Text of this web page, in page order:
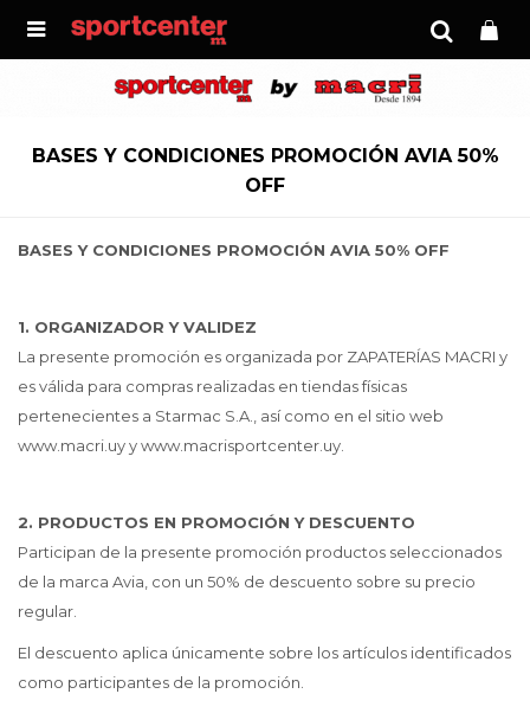

BASES Y CONDICIONES PROMOCIÓN AVIA 50%
OFF
BASES Y CONDICIONES PROMOCIÓN AVIA 50% OFF
1. ORGANIZADOR Y VALIDEZ
La presente promoción es organizada por ZAPATERÍAS MACRI y
es válida para compras realizadas en tiendas físicas
pertenecientes a Starmac S.A., así como en el sitio web
www.macri.uy y www.macrisportcenter.uy.
2. PRODUCTOS EN PROMOCIÓN Y DESCUENTO
Participan de la presente promoción productos seleccionados
de la marca Avia, con un 50% de descuento sobre su precio
regular.
El descuento aplica únicamente sobre los artículos identificados
como participantes de la promoción.